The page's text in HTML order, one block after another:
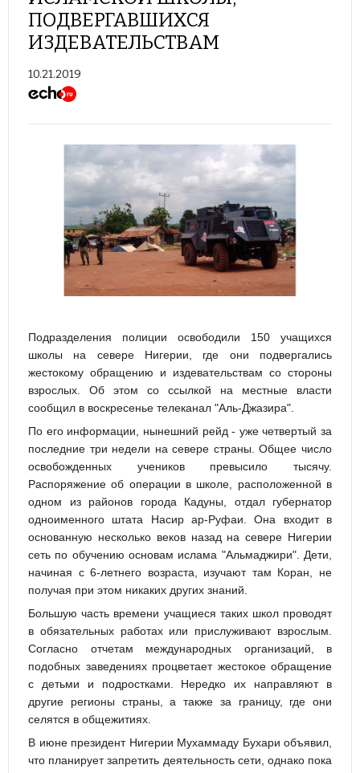
ПОДВЕРГАВШИХСЯ
ИЗДЕВАТЕЛЬСТВАМ
10.21.2019
Подразделения полиции освободили 150 учащихся
школы на севере Нигерии, где они подвергались
жестокому обращению и издевательствам со стороны
взрослых. Об этом со ссылкой на местные власти
сообщил в воскресенье телеканал "Аль-Джазира".
По его информации, нынешний рейд - уже четвертый за
последние три недели на севере страны. Общее число
освобожденных учеников превысило тысячу.
Распоряжение об операции в школе, расположенной в
одном из районов города Кадуны, отдал губернатор
одноименного штата Насир ар-Руфаи. Она входит в
основанную несколько веков назад на севере Нигерии
сеть по обучению основам ислама "Альмаджири". Дети,
начиная с 6-летнего возраста, изучают там Коран, не
получая при этом никаких других знаний.
Большую часть времени учащиеся таких школ проводят
в обязательных работах или прислуживают взрослым.
Согласно отчетам международных организаций, в
подобных заведениях процветает жестокое обращение
с детьми и подростками. Нередко их направляют в
другие регионы страны, а также за границу, где они
селятся в общежитиях.
В июне президент Нигерии Мухаммаду Бухари объявил,
что планирует запретить деятельность сети, однако пока